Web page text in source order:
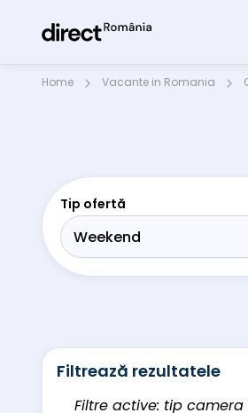
Home Vacante in Romania
Tip ofertă
Filtrează rezultatele
Filtre active: tip camera